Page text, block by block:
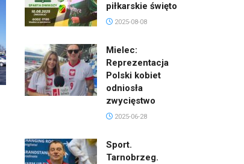
piłkarskie święto
2025-08-08
Mielec:
Reprezentacja
Polski kobiet
odniosła
zwycięstwo
2025-06-28
Sport.
Tarnobrzeg.